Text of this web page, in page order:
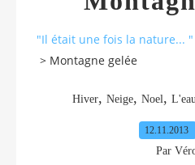
"Il était une fois la nature... "
> Montagne gelée
Hiver, Neige, Noel , L'eau
12.11.2013
Par